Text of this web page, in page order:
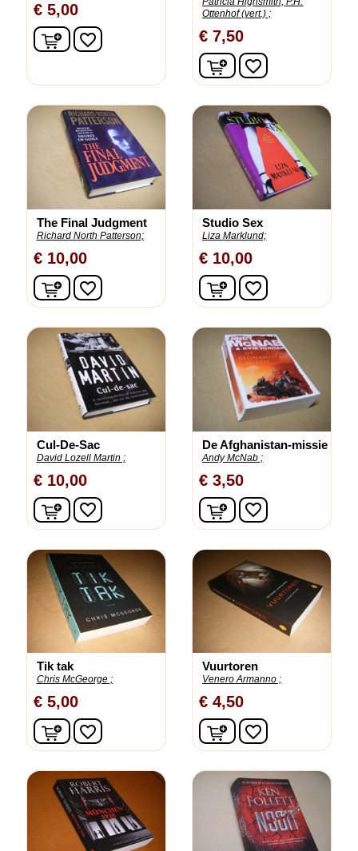
€ 5,00
In winkelwagen
favorite_border
Ottenhof (vert.) ;
€ 7,50
In winkelwagen
favorite_border
The Final Judgment
Richard North Patterson;
€ 10,00
In winkelwagen
favorite_border
Studio Sex
Liza Marklund;
€ 10,00
In winkelwagen
favorite_border
Cul-De-Sac
David Lozell Martin ;
€ 10,00
In winkelwagen
favorite_border
De Afghanistan-missie
Andy McNab ;
€ 3,50
In winkelwagen
favorite_border
Tik tak
Chris McGeorge ;
€ 5,00
In winkelwagen
favorite_border
Vuurtoren
Venero Armanno ;
€ 4,50
In winkelwagen
favorite_border